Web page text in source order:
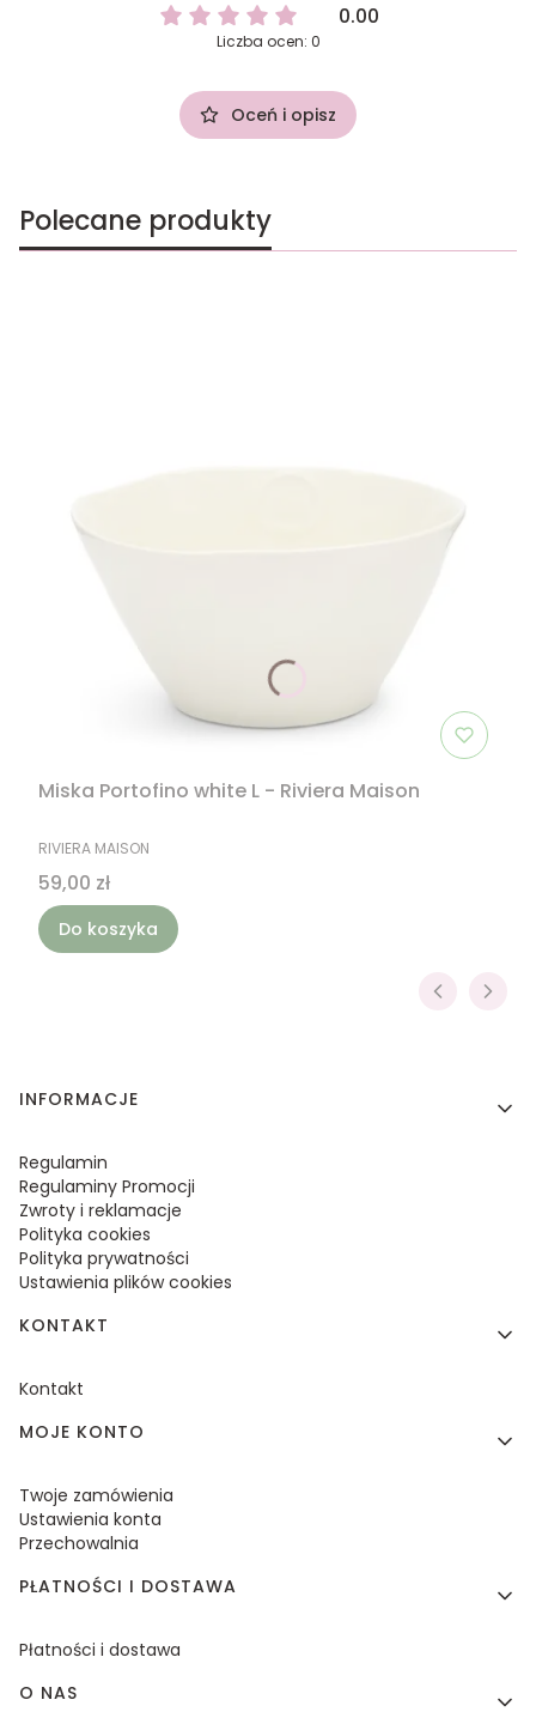
0.00
Liczba ocen: 0
Oceń i opisz
Polecane produkty
Miska Portofino white L - Riviera Maison
PRODUCENT
RIVIERA MAISON
Cena
59,00 zł
Do koszyka
Linki w stopce
INFORMACJE
Regulamin
Regulaminy Promocji
Zwroty i reklamacje
Polityka cookies
Polityka prywatności
Ustawienia plików cookies
KONTAKT
Kontakt
MOJE KONTO
Twoje zamówienia
Ustawienia konta
Przechowalnia
PŁATNOŚCI I DOSTAWA
Płatności i dostawa
O NAS